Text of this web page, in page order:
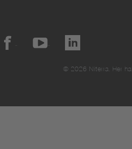
© 2026 Niterra. Her